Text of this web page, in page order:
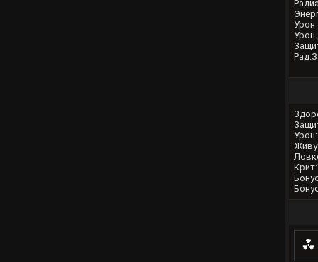
Урон
Урон